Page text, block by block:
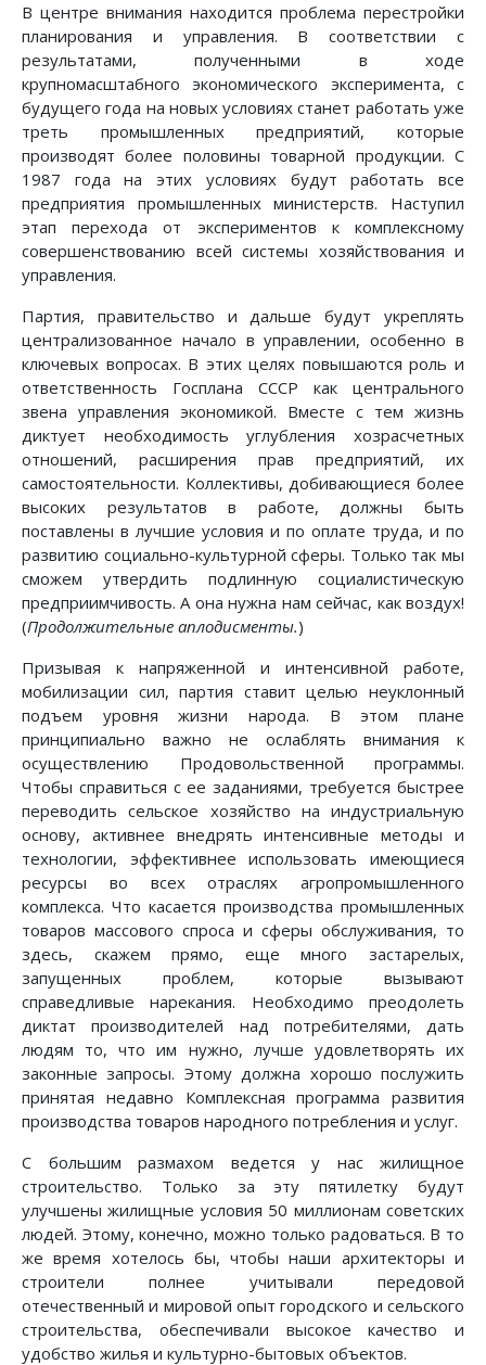
В центре внимания находится проблема перестройки
планирования и управления. В соответствии с
результатами, полученными в ходе
крупномасштабного экономического эксперимента, с
будущего года на новых условиях станет работать уже
треть промышленных предприятий, которые
производят более половины товарной продукции. С
1987 года на этих условиях будут работать все
предприятия промышленных министерств. Наступил
этап перехода от экспериментов к комплексному
совершенствованию всей системы хозяйствования и
управления.
Партия, правительство и дальше будут укреплять
централизованное начало в управлении, особенно в
ключевых вопросах. В этих целях повышаются роль и
ответственность Госплана СССР как центрального
звена управления экономикой. Вместе с тем жизнь
диктует необходимость углубления хозрасчетных
отношений, расширения прав предприятий, их
самостоятельности. Коллективы, добивающиеся более
высоких результатов в работе, должны быть
поставлены в лучшие условия и по оплате труда, и по
развитию социально-культурной сферы. Только так мы
сможем утвердить подлинную социалистическую
предприимчивость. А она нужна нам сейчас, как воздух!
(Продолжительные аплодисменты.)
Призывая к напряженной и интенсивной работе,
мобилизации сил, партия ставит целью неуклонный
подъем уровня жизни народа. В этом плане
принципиально важно не ослаблять внимания к
осуществлению Продовольственной программы.
Чтобы справиться с ее заданиями, требуется быстрее
переводить сельское хозяйство на индустриальную
основу, активнее внедрять интенсивные методы и
технологии, эффективнее использовать имеющиеся
ресурсы во всех отраслях агропромышленного
комплекса. Что касается производства промышленных
товаров массового спроса и сферы обслуживания, то
здесь, скажем прямо, еще много застарелых,
запущенных проблем, которые вызывают
справедливые нарекания. Необходимо преодолеть
диктат производителей над потребителями, дать
людям то, что им нужно, лучше удовлетворять их
законные запросы. Этому должна хорошо послужить
принятая недавно Комплексная программа развития
производства товаров народного потребления и услуг.
С большим размахом ведется у нас жилищное
строительство. Только за эту пятилетку будут
улучшены жилищные условия 50 миллионам советских
людей. Этому, конечно, можно только радоваться. В то
же время хотелось бы, чтобы наши архитекторы и
строители полнее учитывали передовой
отечественный и мировой опыт городского и сельского
строительства, обеспечивали высокое качество и
удобство жилья и культурно-бытовых объектов.